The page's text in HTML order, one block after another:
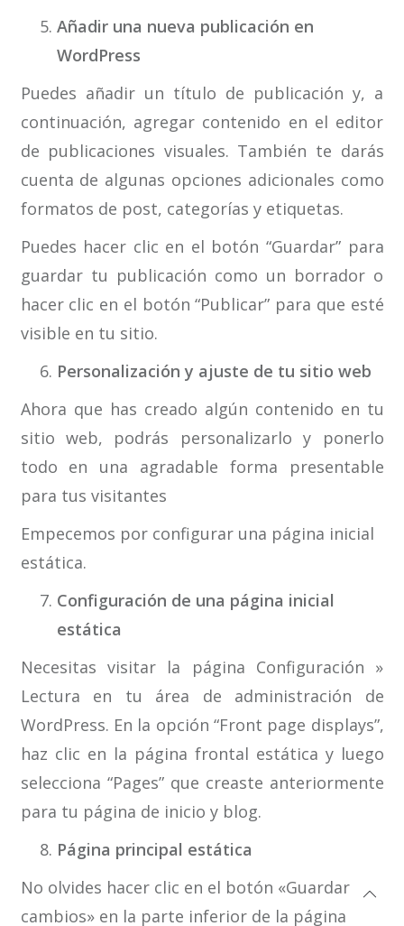
Añadir una nueva publicación en
WordPress
Puedes añadir un título de publicación y, a
continuación, agregar contenido en el editor
de publicaciones visuales. También te darás
cuenta de algunas opciones adicionales como
formatos de post, categorías y etiquetas.
Puedes hacer clic en el botón “Guardar” para
guardar tu publicación como un borrador o
hacer clic en el botón “Publicar” para que esté
visible en tu sitio.
Personalización y ajuste de tu sitio web
Ahora que has creado algún contenido en tu
sitio web, podrás personalizarlo y ponerlo
todo en una agradable forma presentable
para tus visitantes
Empecemos por configurar una página inicial
estática.
Configuración de una página inicial
estática
Necesitas visitar la página Configuración »
Lectura en tu área de administración de
WordPress. En la opción “Front page displays”,
haz clic en la página frontal estática y luego
selecciona “Pages” que creaste anteriormente
para tu página de inicio y blog.
Página principal estática
No olvides hacer clic en el botón «Guardar
cambios» en la parte inferior de la página